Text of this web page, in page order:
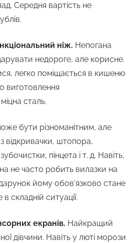
Середня вартість не
ніж. Непогана
недороге, але корисне.
легко поміщається в кишеню
виготовлення
сталь.
бути різноманітним, але
відкривачки, штопора,
пінцета і т. д. Навіть,
не часто робить вилазки на
йому обов’язково стане
складній ситуації.
екранів. Найкращий
дівчини. Навіть у люті морози